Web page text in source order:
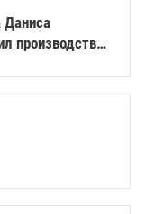
Даниса
производство